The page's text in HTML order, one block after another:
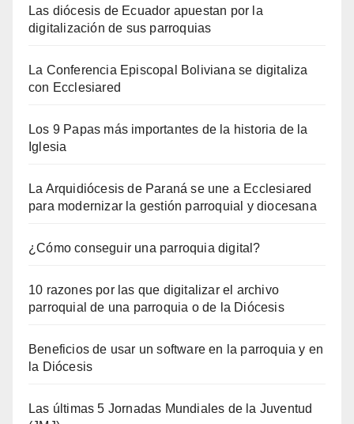
Las diócesis de Ecuador apuestan por la
digitalización de sus parroquias
La Conferencia Episcopal Boliviana se digitaliza
con Ecclesiared
Los 9 Papas más importantes de la historia de la
Iglesia
La Arquidiócesis de Paraná se une a Ecclesiared
para modernizar la gestión parroquial y diocesana
¿Cómo conseguir una parroquia digital?
10 razones por las que digitalizar el archivo
parroquial de una parroquia o de la Diócesis
Beneficios de usar un software en la parroquia y en
la Diócesis
Las últimas 5 Jornadas Mundiales de la Juventud